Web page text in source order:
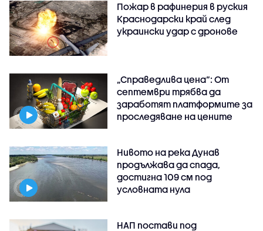
Пожар в рафинерия в руския
Краснодарски край след
украински удар с дронове
„Справедлива цена“: От
септември трябва да
заработят платформите за
проследяване на цените
Нивото на река Дунав
продължава да спада,
достигна 109 см под
условната нула
НАП постави под